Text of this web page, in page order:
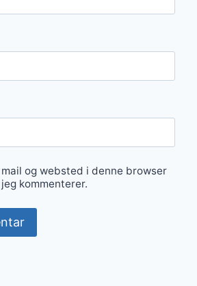
mail og websted i denne browser
kommenterer.